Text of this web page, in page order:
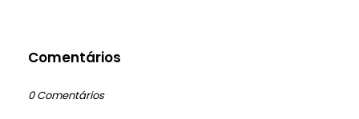
Comentários
0 Comentários